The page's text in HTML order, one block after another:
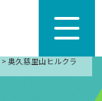
> 奥久慈里山ヒルクラ